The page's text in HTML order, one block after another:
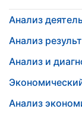
Анализ
Анализ
Анализ и
Анализ